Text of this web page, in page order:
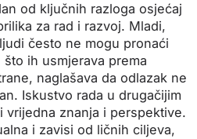
od ključnih razloga osjećaj
za rad i razvoj. Mladi,
često ne mogu pronaći
ih usmjerava prema
naglašava da odlazak ne
Iskustvo rada u drugačijim
vrijedna znanja i perspektive.
i zavisi od ličnih ciljeva,